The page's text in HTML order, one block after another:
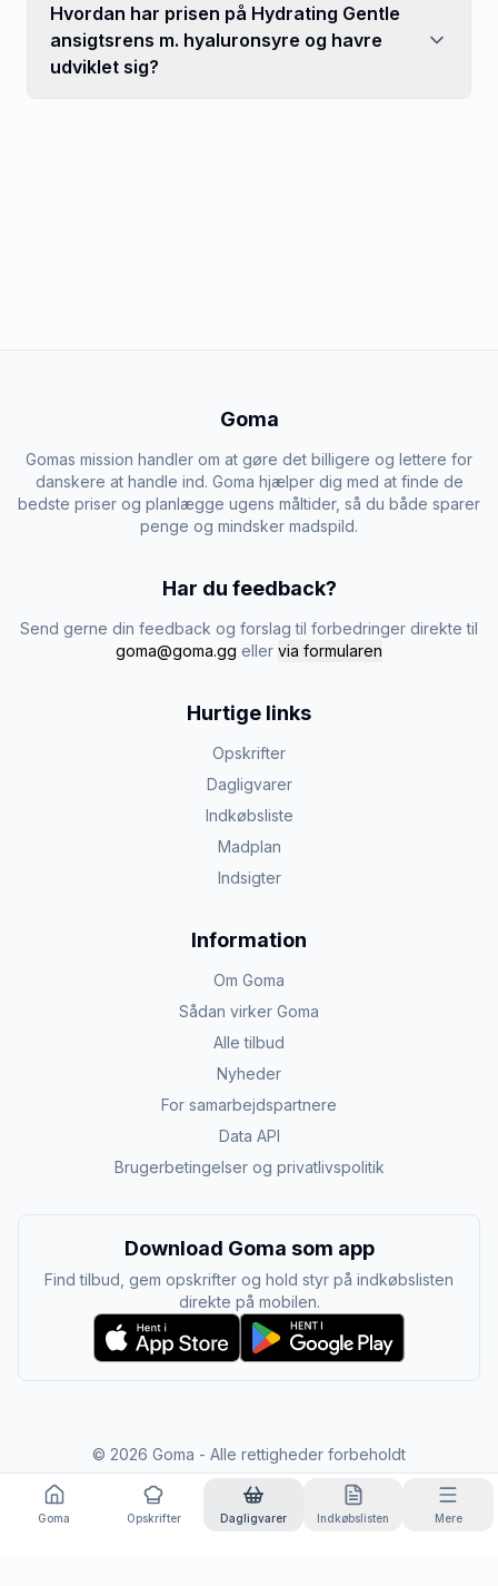
Hvordan har prisen på Hydrating Gentle
ansigtsrens m. hyaluronsyre og havre
udviklet sig?
Goma
Gomas mission handler om at gøre det billigere og lettere for
danskere at handle ind. Goma hjælper dig med at finde de
bedste priser og planlægge ugens måltider, så du både sparer
penge og mindsker madspild.
Har du feedback?
Send gerne din feedback og forslag til forbedringer direkte til
goma@goma.gg eller via formularen
Hurtige links
Opskrifter
Dagligvarer
Indkøbsliste
Madplan
Indsigter
Information
Om Goma
Sådan virker Goma
Alle tilbud
Nyheder
For samarbejdspartnere
Data API
Brugerbetingelser og privatlivspolitik
Download Goma som app
Find tilbud, gem opskrifter og hold styr på indkøbslisten
direkte på mobilen.
© 2026 Goma - Alle rettigheder forbeholdt
Goma Opskrifter Dagligvarer Indkøbslisten Mere